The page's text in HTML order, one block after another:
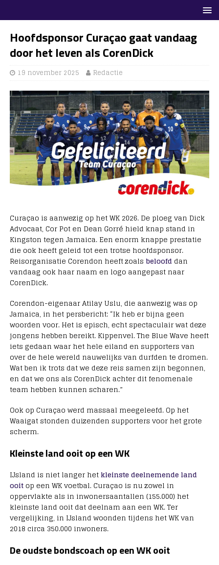
Hoofdsponsor Curaçao gaat vandaag
door het leven als CorenDick
19 november 2025 Redactie
Curaçao is aanwezig op het WK 2026. De ploeg van Dick
Advocaat, Cor Pot en Dean Gorré hield knap stand in
Kingston tegen Jamaica. Een enorm knappe prestatie
die ook heeft geleid tot een trotse hoofdsponsor.
Reisorganisatie Corendon heeft zoals beloofd dan
vandaag ook haar naam en logo aangepast naar
CorenDick.
Corendon-eigenaar Atilay Uslu, die aanwezig was op
Jamaica, in het persbericht: “Ik heb er bijna geen
woorden voor. Het is episch, echt spectaculair wat deze
jongens hebben bereikt. Kippenvel. The Blue Wave heeft
iets gedaan waar het hele eiland en supporters van
over de hele wereld nauwelijks van durfden te dromen.
Wat ben ik trots dat we deze reis samen zijn begonnen,
en dat we ons als CorenDick achter dit fenomenale
team hebben kunnen scharen.”
Ook op Curaçao werd massaal meegeleefd. Op het
Waaigat stonden duizenden supporters voor het grote
scherm.
Kleinste land ooit op een WK
IJsland is niet langer hetkleinste deelnemende land
ooit op een WK voetbal. Curaçao is nu zowel in
oppervlakte als in inwonersaantallen (155.000) het
kleinste land ooit dat deelnam aan een WK. Ter
vergelijking, in IJsland woonden tijdens het WK van
2018 circa 350.000 inwoners.
De oudste bondscoach op een WK ooit